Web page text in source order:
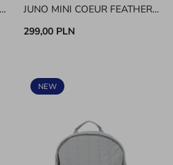
JUNO MINI COEUR FEATHERS
KONGES SLOJD
299,00 PLN
NEW